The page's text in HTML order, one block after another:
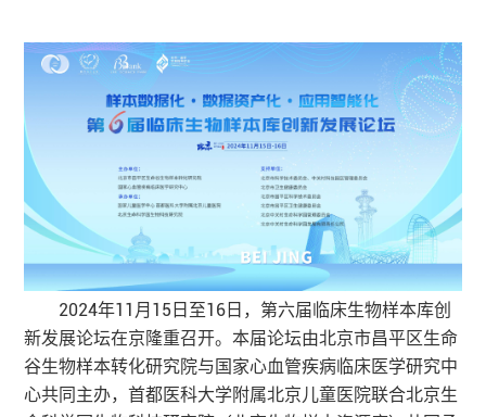
2024年11月15日至16日，第六届临床生物样本库创
新发展论坛在京隆重召开。本届论坛由北京市昌平区生命
谷生物样本转化研究院与国家心血管疾病临床医学研究中
心共同主办，首都医科大学附属北京儿童医院联合北京生